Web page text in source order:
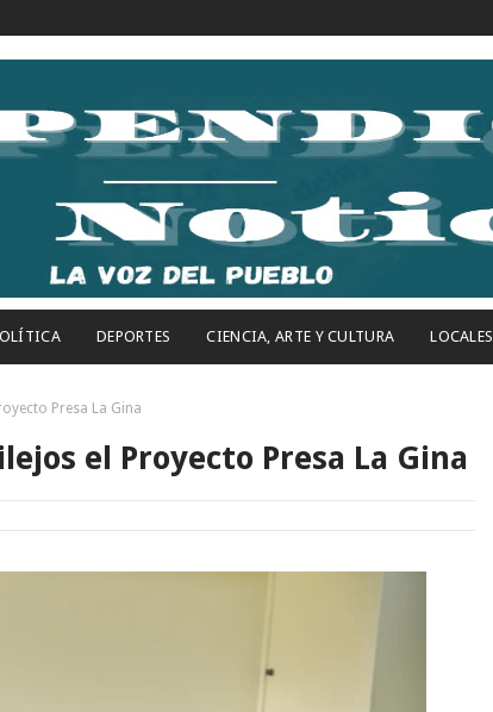
DEPORTES CIENCIA, ARTE Y CULTURA LOCALES
Presa La Gina
el Proyecto Presa La Gina